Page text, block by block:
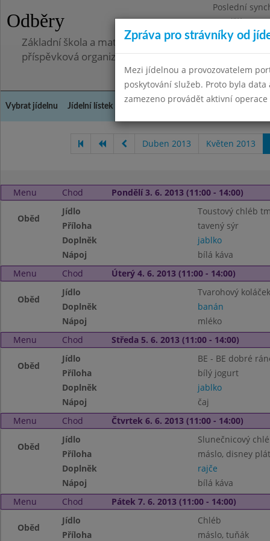
Odběry
Poslední
Pondělí
Základní škola a mateřská škola, Pavlovice u
příspěvková organizace
Vybrat jídelnu Jídelní lístek Kontakty a informace
Duben 2013 Květen 2013
Menu Chod Pondělí 3. 6. 2013 (11:00 - 14:00)
Oběd
Jídlo
Toustový chléb
Příloha
tavený sýr
Doplněk
jablko
Nápoj
bílá káva
Menu
Chod Úterý 4. 6. 2013 (11:00 - 14:00)
Oběd
Jídlo
Tvarohový koláček
Doplněk
banán
Nápoj
mléko
Menu
Chod Středa 5. 6. 2013 (11:00 - 14:00)
Oběd
Jídlo
BE - BE dobré
Příloha
bílý jogurt
Doplněk
jablko
Nápoj
čaj
Menu
Chod Čtvrtek 6. 6. 2013 (11:00 - 14:00)
Oběd
Jídlo
Slunečnicový
Příloha
máslo, disney
Doplněk
rajče
Nápoj
bílá káva
Menu
Chod Pátek 7. 6. 2013 (11:00 - 14:00)
Oběd
Jídlo
Chléb
Příloha
máslo, tuňák
Zpráva pro strávníky od
Mezi jídelnou a provozovatelem
poskytování služeb. Proto byla
zamezeno provádět aktivní